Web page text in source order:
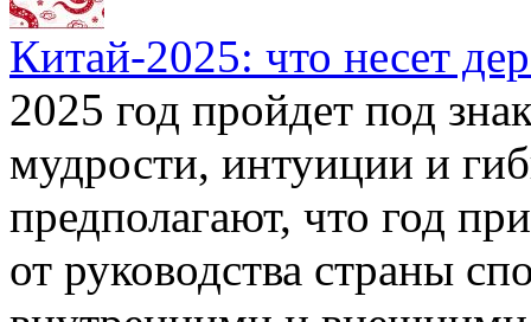
Китай-2025: что несет
2025 год пройдет под
мудрости, интуиции и
предполагают, что год
от руководства страны